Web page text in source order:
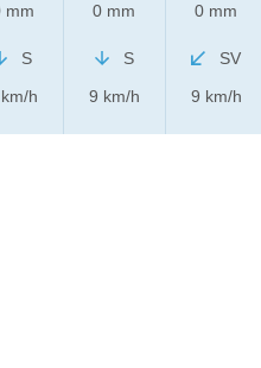
mm
S
h
0 mm
S
9 km/h
0 mm
SV
9 km/h